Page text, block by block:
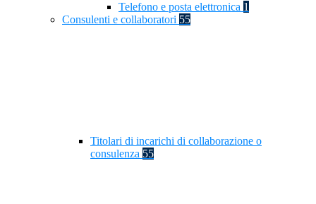
Telefono e posta elettronica 1
Consulenti e collaboratori 55
Titolari di incarichi di collaborazione o
consulenza 55